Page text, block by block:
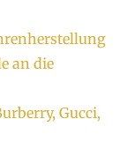
an die
Gucci,